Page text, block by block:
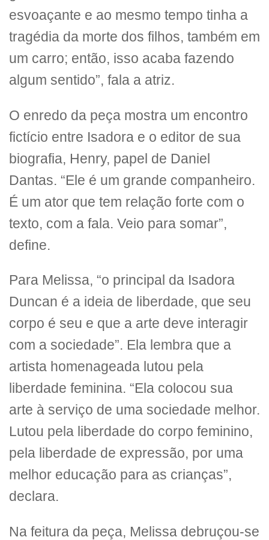
esvoaçante e ao mesmo tempo tinha a
tragédia da morte dos filhos, também em
um carro; então, isso acaba fazendo
algum sentido”, fala a atriz.
O enredo da peça mostra um encontro
fictício entre Isadora e o editor de sua
biografia, Henry, papel de Daniel
Dantas. “Ele é um grande companheiro.
É um ator que tem relação forte com o
texto, com a fala. Veio para somar”,
define.
Para Melissa, “o principal da Isadora
Duncan é a ideia de liberdade, que seu
corpo é seu e que a arte deve interagir
com a sociedade”. Ela lembra que a
artista homenageada lutou pela
liberdade feminina. “Ela colocou sua
arte à serviço de uma sociedade melhor.
Lutou pela liberdade do corpo feminino,
pela liberdade de expressão, por uma
melhor educação para as crianças”,
declara.
Na feitura da peça, Melissa debruçou-se